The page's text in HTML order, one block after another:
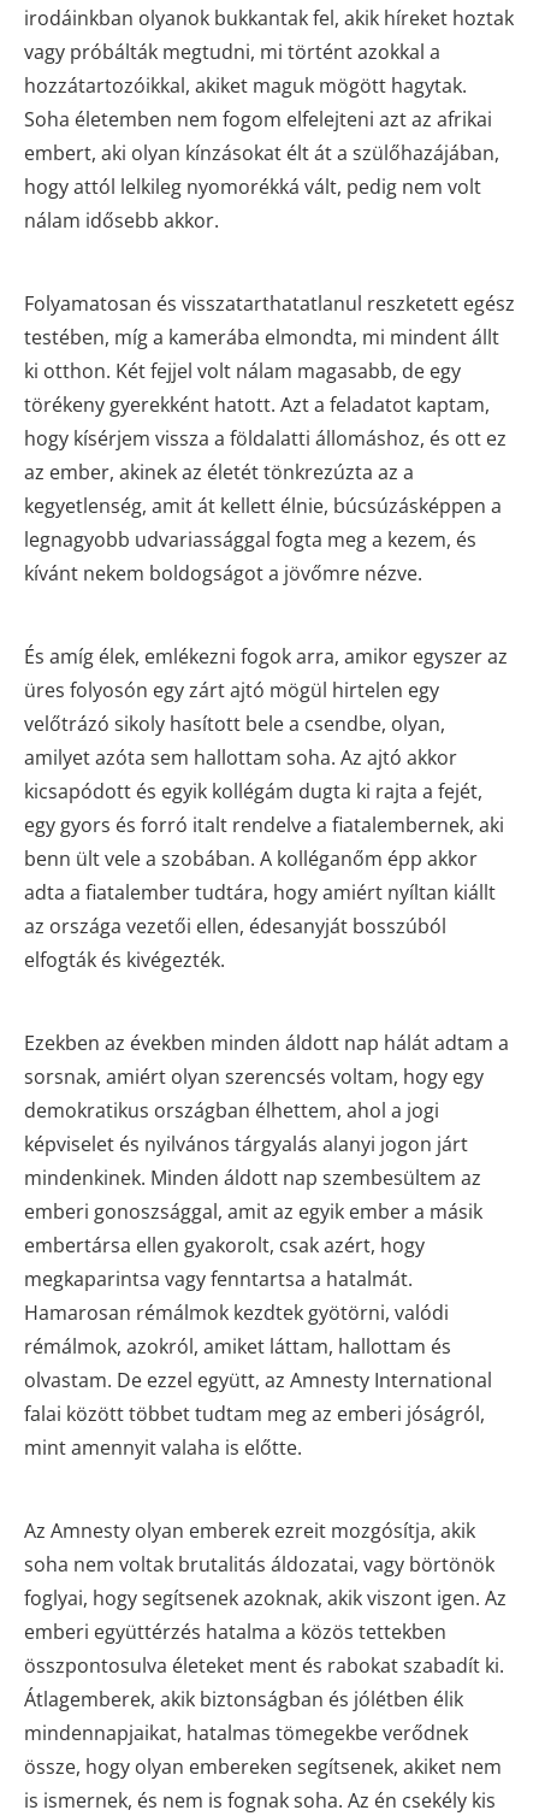
irodáinkban olyanok bukkantak fel, akik híreket hoztak
vagy próbálták megtudni, mi történt azokkal a
hozzátartozóikkal, akiket maguk mögött hagytak.
Soha életemben nem fogom elfelejteni azt az afrikai
embert, aki olyan kínzásokat élt át a szülőhazájában,
hogy attól lelkileg nyomorékká vált, pedig nem volt
nálam idősebb akkor.
Folyamatosan és visszatarthatatlanul reszketett egész
testében, míg a kamerába elmondta, mi mindent állt
ki otthon. Két fejjel volt nálam magasabb, de egy
törékeny gyerekként hatott. Azt a feladatot kaptam,
hogy kísérjem vissza a földalatti állomáshoz, és ott ez
az ember, akinek az életét tönkrezúzta az a
kegyetlenség, amit át kellett élnie, búcsúzásképpen a
legnagyobb udvariassággal fogta meg a kezem, és
kívánt nekem boldogságot a jövőmre nézve.
És amíg élek, emlékezni fogok arra, amikor egyszer az
üres folyosón egy zárt ajtó mögül hirtelen egy
velőtrázó sikoly hasított bele a csendbe, olyan,
amilyet azóta sem hallottam soha. Az ajtó akkor
kicsapódott és egyik kollégám dugta ki rajta a fejét,
egy gyors és forró italt rendelve a fiatalembernek, aki
benn ült vele a szobában. A kolléganőm épp akkor
adta a fiatalember tudtára, hogy amiért nyíltan kiállt
az országa vezetői ellen, édesanyját bosszúból
elfogták és kivégezték.
Ezekben az években minden áldott nap hálát adtam a
sorsnak, amiért olyan szerencsés voltam, hogy egy
demokratikus országban élhettem, ahol a jogi
képviselet és nyilvános tárgyalás alanyi jogon járt
mindenkinek. Minden áldott nap szembesültem az
emberi gonoszsággal, amit az egyik ember a másik
embertársa ellen gyakorolt, csak azért, hogy
megkaparintsa vagy fenntartsa a hatalmát.
Hamarosan rémálmok kezdtek gyötörni, valódi
rémálmok, azokról, amiket láttam, hallottam és
olvastam. De ezzel együtt, az Amnesty International
falai között többet tudtam meg az emberi jóságról,
mint amennyit valaha is előtte.
Az Amnesty olyan emberek ezreit mozgósítja, akik
soha nem voltak brutalitás áldozatai, vagy börtönök
foglyai, hogy segítsenek azoknak, akik viszont igen. Az
emberi együttérzés hatalma a közös tettekben
összpontosulva életeket ment és rabokat szabadít ki.
Átlagemberek, akik biztonságban és jólétben élik
mindennapjaikat, hatalmas tömegekbe verődnek
össze, hogy olyan embereken segítsenek, akiket nem
is ismernek, és nem is fognak soha. Az én csekély kis